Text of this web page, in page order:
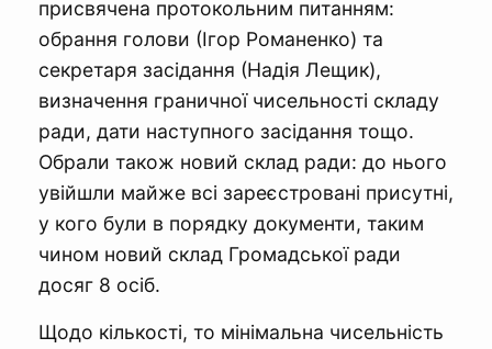
присвячена протокольним питанням:
обрання голови (Ігор Романенко) та
секретаря засідання (Надія Лещик),
визначення граничної чисельності складу
ради, дати наступного засідання тощо.
Обрали також новий склад ради: до нього
увійшли майже всі зареєстровані присутні,
у кого були в порядку документи, таким
чином новий склад Громадської ради
досяг 8 осіб.
Щодо кількості, то мінімальна чисельність